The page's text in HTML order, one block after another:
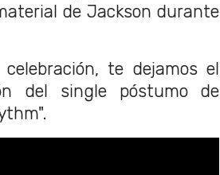
de Jackson durante
te dejamos el
del single póstumo de